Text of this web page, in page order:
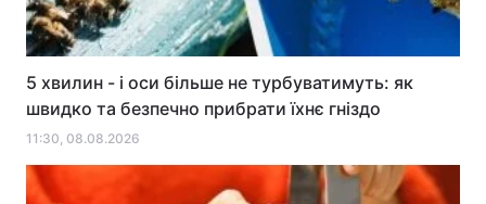
5 хвилин - і оси більше не турбуватимуть: як
швидко та безпечно прибрати їхнє гніздо
11:30, 08.08.2026